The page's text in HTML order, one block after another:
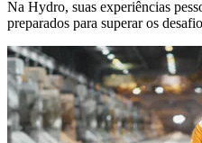
Na Hydro, suas experiências
preparados para superar os